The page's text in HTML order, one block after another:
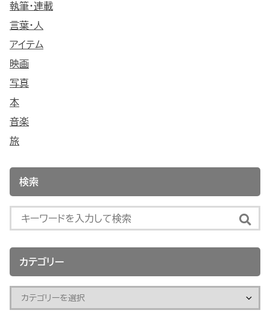
執筆・連載
言葉・人
アイテム
映画
写真
本
音楽
旅
検索
カテゴリー